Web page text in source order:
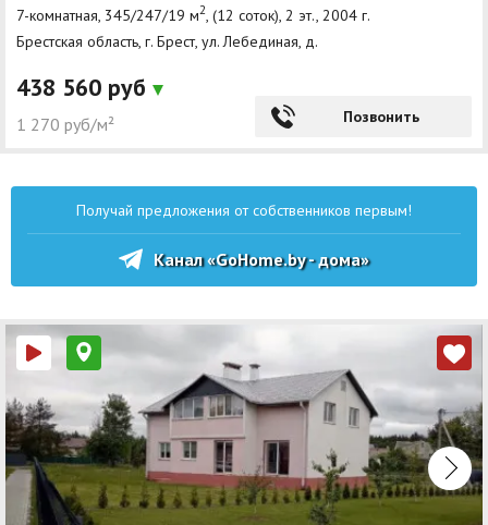
7-комнатная, 345/247/19 м2, (12 соток), 2 эт., 2004 г.
Брестская область, г. Брест, ул. Лебединая, д.
438 560 руб
1 270 руб/м² Позвонить
Получай предложения от собственников первым!
Канал «GoHome.by - дома»